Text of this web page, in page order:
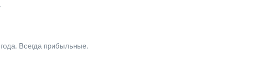
Всегда прибыльные.